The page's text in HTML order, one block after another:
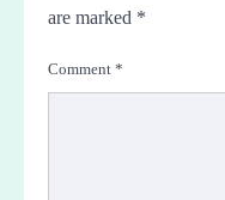
are marked *
Comment *